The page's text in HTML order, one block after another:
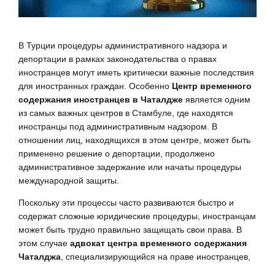
В Турции процедуры административного надзора и
депортации в рамках законодательства о правах
иностранцев могут иметь критически важные последствия
для иностранных граждан. Особенно Центр временного
содержания иностранцев в Чаталдже является одним
из самых важных центров в Стамбуле, где находятся
иностранцы под административным надзором. В
отношении лиц, находящихся в этом центре, может быть
применено решение о депортации, продолжено
административное задержание или начаты процедуры
международной защиты.
Поскольку эти процессы часто развиваются быстро и
содержат сложные юридические процедуры, иностранцам
может быть трудно правильно защищать свои права. В
этом случае адвокат центра временного содержания
Чаталджа , специализирующийся на праве иностранцев,